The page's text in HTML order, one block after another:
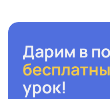
Дарим в
урок!